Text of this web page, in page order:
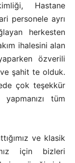
Hastane
personele ayrı
herkesten
ihalesini alan
özverili
şahit te olduk.
çok teşekkür
tüm
ve klasik
için bizleri